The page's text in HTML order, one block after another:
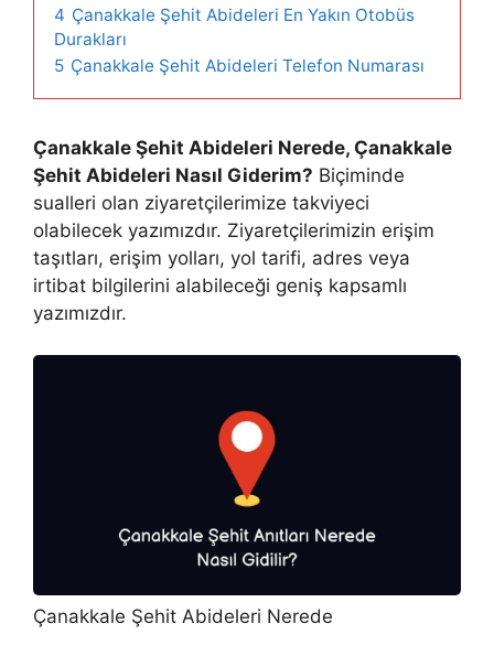
4 Çanakkale Şehit Abideleri En Yakın Otobüs
Durakları
5 Çanakkale Şehit Abideleri Telefon Numarası
Çanakkale Şehit Abideleri Nerede, Çanakkale
Şehit Abideleri Nasıl Giderim? Biçiminde
sualleri olan ziyaretçilerimize takviyeci
olabilecek yazımızdır. Ziyaretçilerimizin erişim
taşıtları, erişim yolları, yol tarifi, adres veya
irtibat bilgilerini alabileceği geniş kapsamlı
yazımızdır.
Çanakkale Şehit Abideleri Nerede